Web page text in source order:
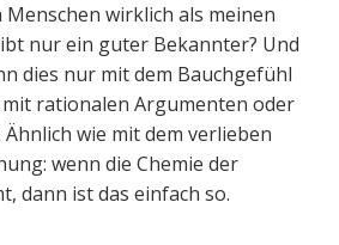
Menschen wirklich als meinen
nur ein guter Bekannter? Und
dies nur mit dem Bauchgefühl
rationalen Argumenten oder
wie mit dem verlieben
wenn die Chemie der
dann ist das einfach so.